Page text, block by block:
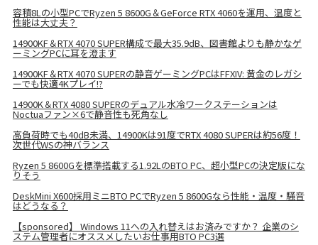
容積8Lの小型PCでRyzen 5 8600G＆GeForce RTX 4060を運用、温度と
性能は大丈夫？
14900KF＆RTX 4070 SUPER構成で最大35.9dB、図書館よりも静かなゲ
ーミングPCに耳を澄ます
14900KF＆RTX 4070 SUPERの静音ゲーミングPCはFFXIV: 黄金のレガシ
ーでも快適4Kプレイ!?
14900K＆RTX 4080 SUPERのデュアル水冷ワークステーションは
Noctuaファン×6で静音性も死角なし
高負荷時でも40dB未満、14900Kは91度でRTX 4080 SUPERは約56度！
次世代WSの神バランス
Ryzen 5 8600Gを標準搭載する1.92LのBTO PC、超小型PCの決定版にな
りそう
DeskMini X600採用ミニBTO PCでRyzen 5 8600Gなら性能・温度・騒音
はどうなる？
【sponsored】 Windows 11への入れ替えはお済みですか？ 企業のシ
ステム管理者にオススメしたいお仕事用BTO PC3選